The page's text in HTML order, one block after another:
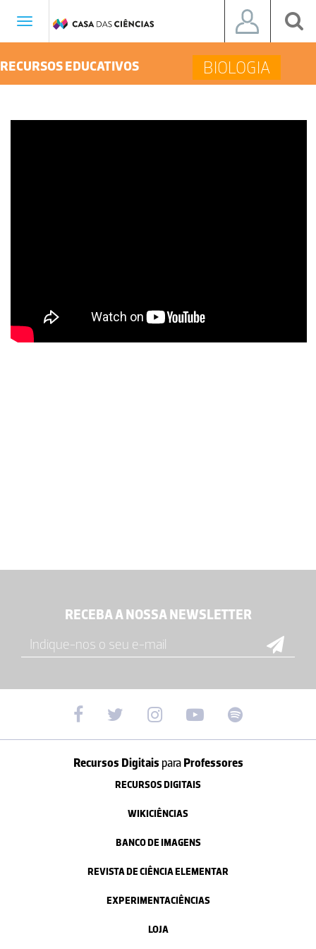
Toggle
RECURSOS EDUCATIVOS BIOLOGIA
RECEBA A NOSSA NEWSLETTER
Recursos Digitais paraProfessores
RECURSOS DIGITAIS
WIKICIÊNCIAS
BANCO DE IMAGENS
REVISTA DE CIÊNCIA ELEMENTAR
EXPERIMENTACIÊNCIAS
LOJA